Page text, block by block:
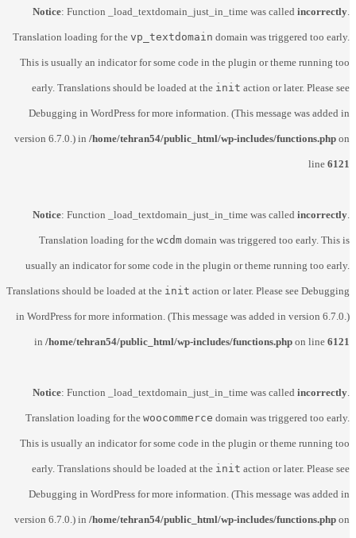
Notice: Function _load_textdomain_just_in_time was called incorrectly.
Translation loading for the vp_textdomain domain was triggered too early.
This is usually an indicator for some code in the plugin or theme running too
early. Translations should be loaded at the init action or later. Please see
Debugging in WordPress for more information. (This message was added in
version 6.7.0.) in /home/tehran54/public_html/wp-includes/functions.php on
line 6121
Notice: Function _load_textdomain_just_in_time was called incorrectly.
Translation loading for the wcdm domain was triggered too early. This is
usually an indicator for some code in the plugin or theme running too early.
Translations should be loaded at the init action or later. Please see Debugging
in WordPress for more information. (This message was added in version 6.7.0.)
in /home/tehran54/public_html/wp-includes/functions.php on line 6121
Notice: Function _load_textdomain_just_in_time was called incorrectly.
Translation loading for the woocommerce domain was triggered too early.
This is usually an indicator for some code in the plugin or theme running too
early. Translations should be loaded at the init action or later. Please see
Debugging in WordPress for more information. (This message was added in
version 6.7.0.) in /home/tehran54/public_html/wp-includes/functions.php on